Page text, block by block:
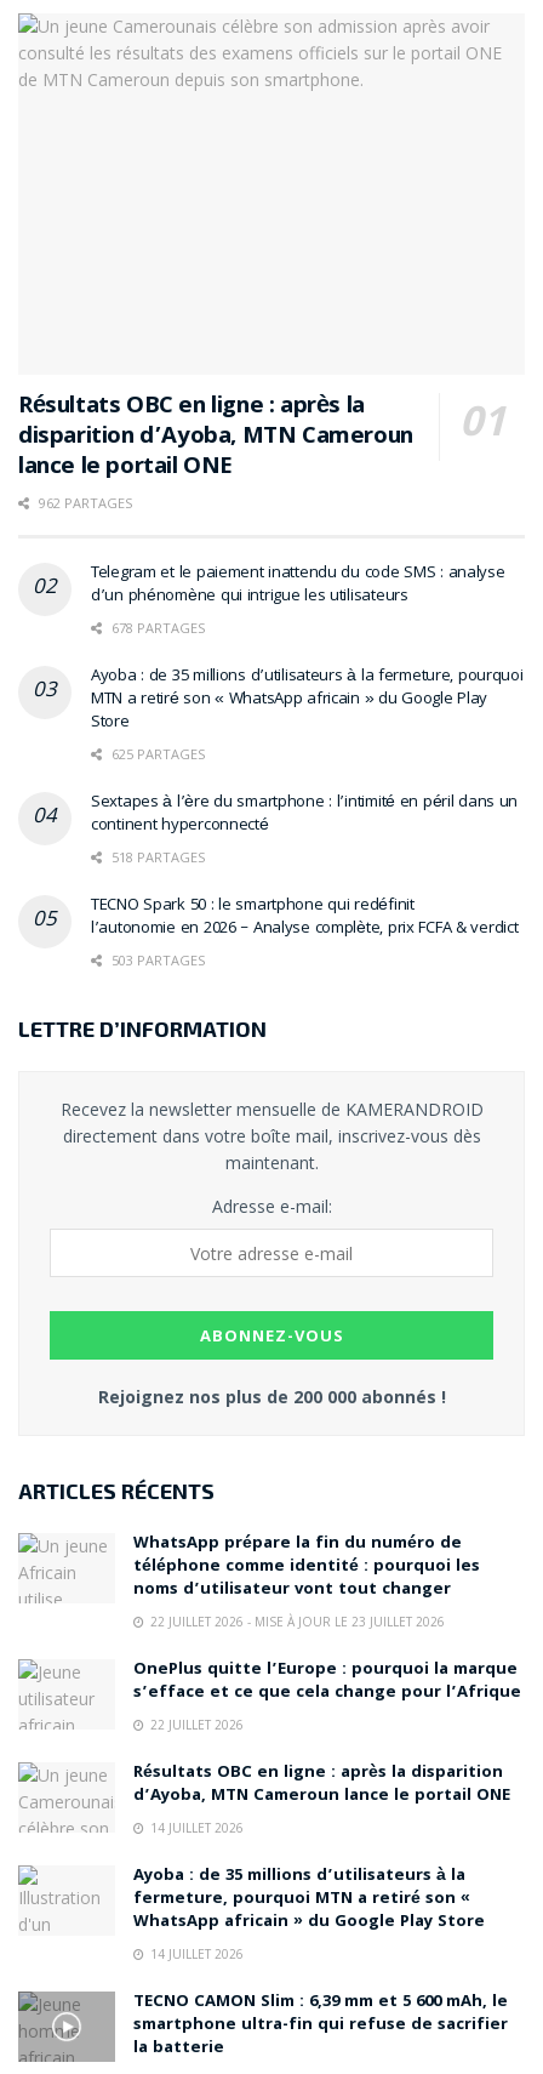
Résultats OBC en ligne : après la
disparition d’Ayoba, MTN Cameroun
lance le portail ONE
962 PARTAGES
Telegram et le paiement inattendu du code SMS : analyse
d’un phénomène qui intrigue les utilisateurs
678 PARTAGES
Ayoba : de 35 millions d’utilisateurs à la fermeture, pourquoi
MTN a retiré son « WhatsApp africain » du Google Play
Store
625 PARTAGES
Sextapes à l’ère du smartphone : l’intimité en péril dans un
continent hyperconnecté
518 PARTAGES
TECNO Spark 50 : le smartphone qui redéfinit
l’autonomie en 2026 – Analyse complète, prix FCFA & verdict
503 PARTAGES
LETTRE D’INFORMATION
Recevez la newsletter mensuelle de KAMERANDROID
directement dans votre boîte mail, inscrivez-vous dès
maintenant.
Adresse e-mail:
Rejoignez nos plus de 200 000 abonnés !
ARTICLES RÉCENTS
WhatsApp prépare la fin du numéro de
téléphone comme identité : pourquoi les
noms d’utilisateur vont tout changer
22 JUILLET 2026 - MISE À JOUR LE 23 JUILLET 2026
OnePlus quitte l’Europe : pourquoi la marque
s’efface et ce que cela change pour l’Afrique
22 JUILLET 2026
Résultats OBC en ligne : après la disparition
d’Ayoba, MTN Cameroun lance le portail ONE
14 JUILLET 2026
Ayoba : de 35 millions d’utilisateurs à la
fermeture, pourquoi MTN a retiré son «
WhatsApp africain » du Google Play Store
14 JUILLET 2026
TECNO CAMON Slim : 6,39 mm et 5 600 mAh, le
smartphone ultra-fin qui refuse de sacrifier
la batterie